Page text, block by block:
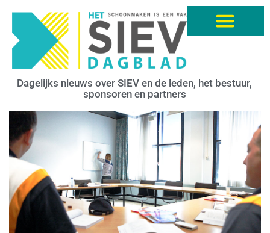
Dagelijks nieuws over SIEV en de leden, het bestuur,
sponsoren en partners